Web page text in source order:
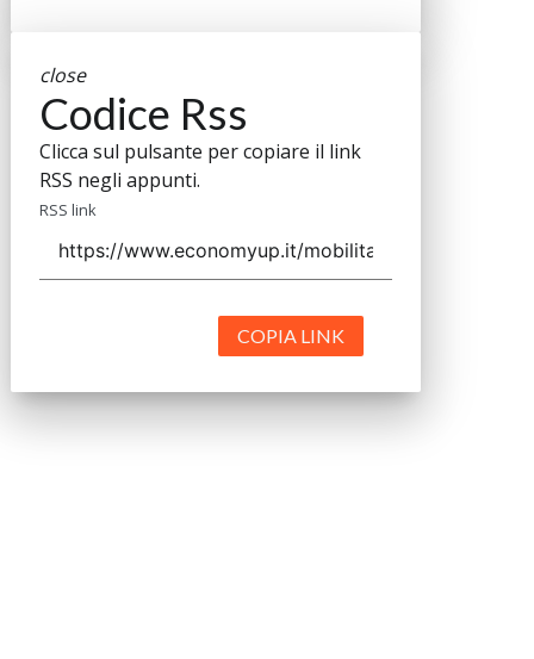
close
Codice Rss
Clicca sul pulsante per copiare il link
RSS negli appunti.
RSS link
COPIA LINK